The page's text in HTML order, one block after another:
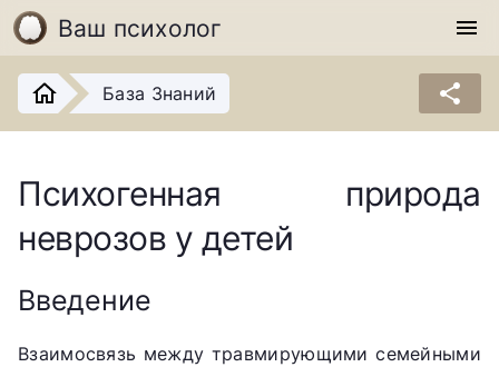
Ваш психолог menu
База Знаний share
Психогенная природа
неврозов у детей
Введение
Взаимосвязь между травмирующими семейными